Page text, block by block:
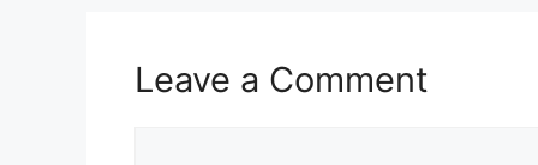
Leave a Comment